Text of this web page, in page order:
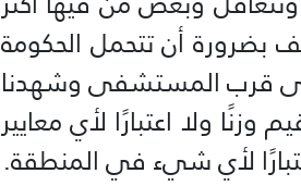
بضرورة أن تتحمل الحكومة
حتى قرب المستشفى وشهدنا
ولا اعتبارًا لأي معايير
لأي شيء في المنطقة.